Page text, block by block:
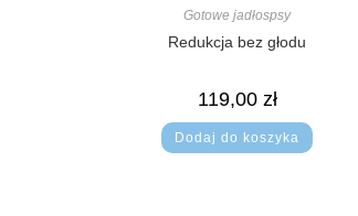
Gotowe jadłospsy
Redukcja bez głodu
119,00 zł
Dodaj do koszyka